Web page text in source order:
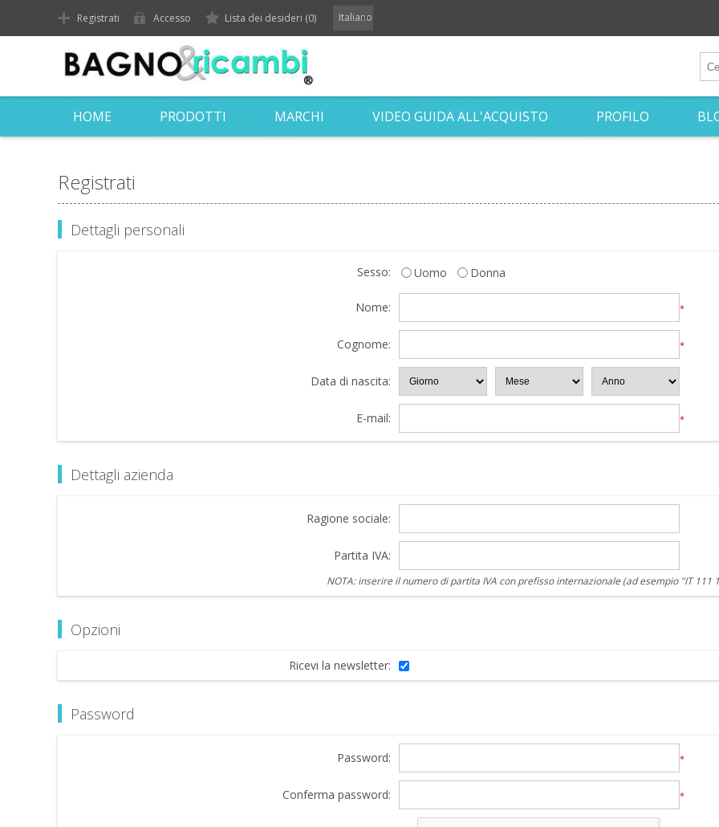
Registrati Accesso Lista dei desideri (0) Italiano
HOME PRODOTTI MARCHI VIDEO GUIDA ALL'ACQUISTO PROFILO
Registrati
Dettagli personali
Sesso: Uomo Donna
Nome: *
Cognome: *
Data di nascita:
E-mail: *
Dettagli azienda
Ragione sociale:
Partita IVA:
NOTA: inserire il numero di partita IVA con prefisso internazionale (ad esempio "IT 111
Opzioni
Ricevi la newsletter:
Password
Password: *
Conferma password: *